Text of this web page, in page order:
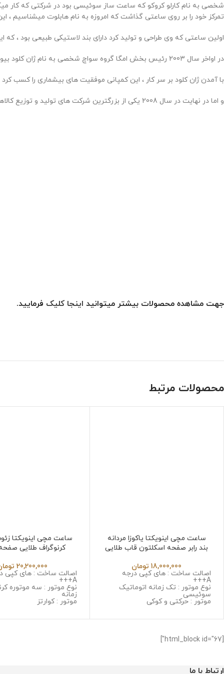
تمرکز خود را بر روی ساعتی گذاشت که امروزه به نام هابلوت میشناسیم ،
اولین ساعتی که وی طراحی و تولید کرد دارای بند لاستیکی طبیعی بود ، که این ساعت در اوایل
در اواخر سال 2003 رئیس بخش امگا گروه سواچ شخصی به نام ژان کلود بیور با کروکو ملاقات کرده و عنوان مدیرعامل را در سال 2004 از آن خود کرده و جزو هیئت مدیره و سهامدار ساعت های هابلوت نیز بوده است .
با آمدن ژان کلود بر سر کار ، این کمپانی موفقیت های بیشماری را کسب کرد
و اما در نهایت در سال 2008 یکی از بزرگترین شرکت های تولید و توزیع کالاهای لوکس به نام ال و ام هاش ، کمپانی هابلوت را از کروکو خریداری کردند .
جهت مشاهده محصولات بیشتر میتوانید اینجا کلیک فرمایید.
محصولات مرتبط
ساعت مچی اینویکتا یاکوزا مردانه
بند رابر صفحه اسکلتون قاب طلایی
18,000,000 تومان
اصالت ساخت : های کپی درجه
A+++
نوع موتور : تک زمانه اتوماتیک
سوئیسی
موتور : حرکتی و کوکی
جنس قاب : استینلس استیل ضد
جنس شیشه : مینرال گلس با
جنس بند : رابر
قطر صفحه : 45 میلی گرم
ساعت مچی اینویکتا
کرنوگراف طلایی
20,200,000
اصالت ساخت : های کپی
A+++
نوع موتور : سه موتوره
زمانه
موتور : کوارتز
جنس شیشه : سافایر
[html_block id="67"]
ارتباط با ما